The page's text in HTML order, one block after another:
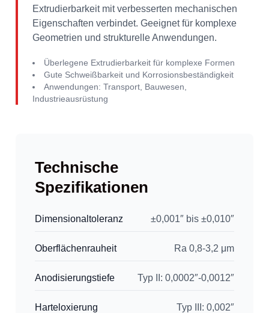
Extrudierbarkeit mit verbesserten mechanischen
Eigenschaften verbindet. Geeignet für komplexe
Geometrien und strukturelle Anwendungen.
Überlegene Extrudierbarkeit für komplexe Formen
Gute Schweißbarkeit und Korrosionsbeständigkeit
Anwendungen: Transport, Bauwesen,
Industrieausrüstung
Technische
Spezifikationen
Dimensionaltoleranz ±0,001″ bis ±0,010″
Oberflächenrauheit Ra 0,8-3,2 μm
Anodisierungstiefe Typ II: 0,0002″-0,0012″
Harteloxierung Typ III: 0,002″